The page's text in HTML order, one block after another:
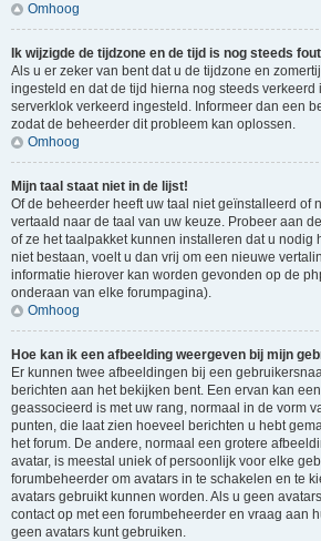
Omhoog
Ik wijzigde de tijdzone en de tijd is nog steeds
Als u er zeker van bent dat u de tijdzone en
ingesteld en dat de tijd hierna nog steeds verkeerd
serverklok verkeerd ingesteld. Informeer dan een
zodat de beheerder dit probleem kan oplossen.
Omhoog
Mijn taal staat niet in de lijst!
Of de beheerder heeft uw taal niet geïnstalleerd of
vertaald naar de taal van uw keuze. Probeer aan
of ze het taalpakket kunnen installeren dat u nodig
niet bestaan, voelt u dan vrij om een nieuwe
informatie hierover kan worden gevonden op de
onderaan van elke forumpagina).
Omhoog
Hoe kan ik een afbeelding weergeven bij mijn
Er kunnen twee afbeeldingen bij een
berichten aan het bekijken bent. Een ervan kan
geassocieerd is met uw rang, normaal in de vorm
punten, die laat zien hoeveel berichten u hebt
het forum. De andere, normaal een grotere
avatar, is meestal uniek of persoonlijk voor elke
forumbeheerder om avatars in te schakelen en te
avatars gebruikt kunnen worden. Als u geen
contact op met een forumbeheerder en vraag aan
geen avatars kunt gebruiken.